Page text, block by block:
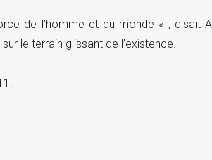
de l’homme et du monde « , disait
le terrain glissant de l’existence.